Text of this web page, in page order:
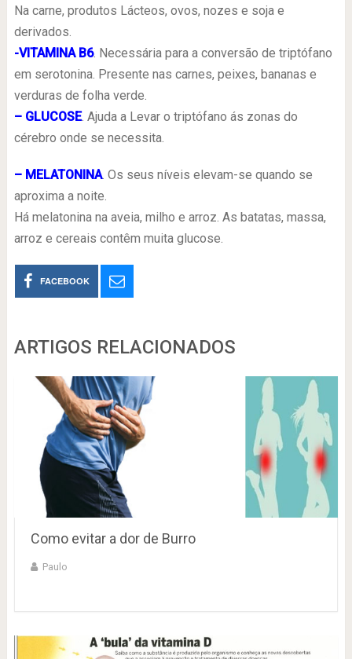
Na carne, produtos Lácteos, ovos, nozes e soja e
derivados.
-VITAMINA B6. Necessária para a conversão de triptófano
em serotonina. Presente nas carnes, peixes, bananas e
verduras de folha verde.
– GLUCOSE. Ajuda a Levar o triptófano ás zonas do
cérebro onde se necessita.
– MELATONINA. Os seus níveis elevam-se quando se
aproxima a noite.
Há melatonina na aveia, milho e arroz. As batatas, massa,
arroz e cereais contêm muita glucose.
FACEBOOK
ARTIGOS RELACIONADOS
Como evitar a dor de Burro
Paulo